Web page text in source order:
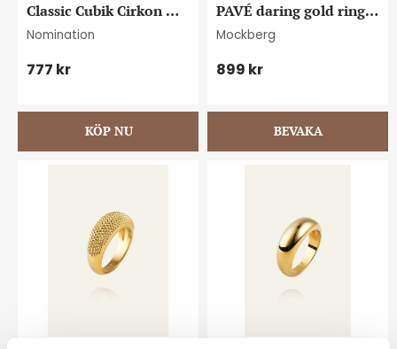
Classic Cubik Cirkon
mörkblå
Nomination
777 kr
PAVÉ daring gold ring
strl 54
Mockberg
899 kr